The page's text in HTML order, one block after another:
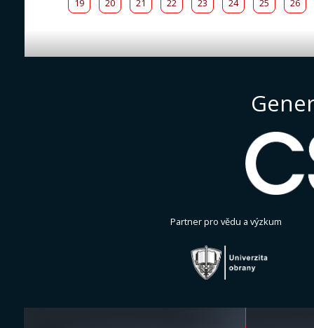
19 20 21 22 23 24 25 26
Partner pro vědu a výzkum